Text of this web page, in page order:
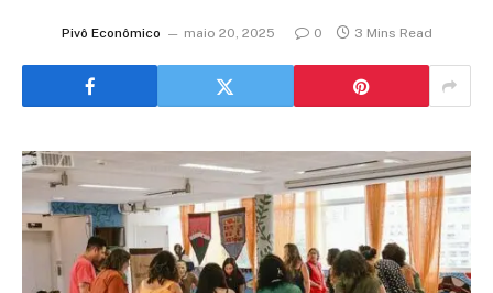
Pivô Econômico maio 20, 2025 0 3 Mins Read